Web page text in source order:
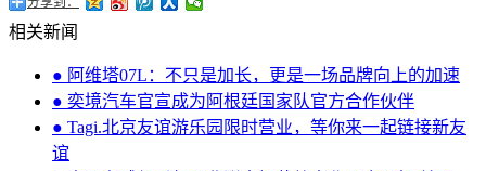
相关新闻
● 阿维塔07L：不只是加长，更是一场品牌向上的加速
● 奕境汽车官宣成为阿根廷国家队官方合作伙伴
● Tagi.北京友谊游乐园限时营业，等你来一起链接新友
谊